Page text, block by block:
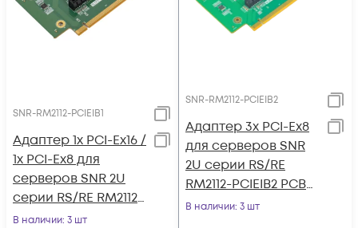
SNR-RM2112-PCIEIB1
Адаптер 1x PCI-Ex16 /
1x PCI-Ex8 для
серверов SNR 2U
серии RS/RE RM2112-
PCIEIB1 PCBA VER.B
В наличии: 3 шт
SNR-RM2112-PCIEIB2
Адаптер 3x PCI-Ex8
для серверов SNR
2U серии RS/RE
RM2112-PCIEIB2 PCBA
VER.B
В наличии: 3 шт